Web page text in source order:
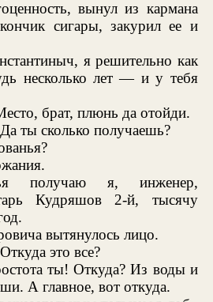
вынул из кармана
сигары, закурил ее и
я решительно как
несколько лет — и у тебя
брат, плюнь да отойди.
ты сколько получаешь?
получаю я, инженер,
Кудряшов 2-й, тысячу
вытянулось лицо.
это все?
ты! Откуда? Из воды и
А главное, вот откуда.